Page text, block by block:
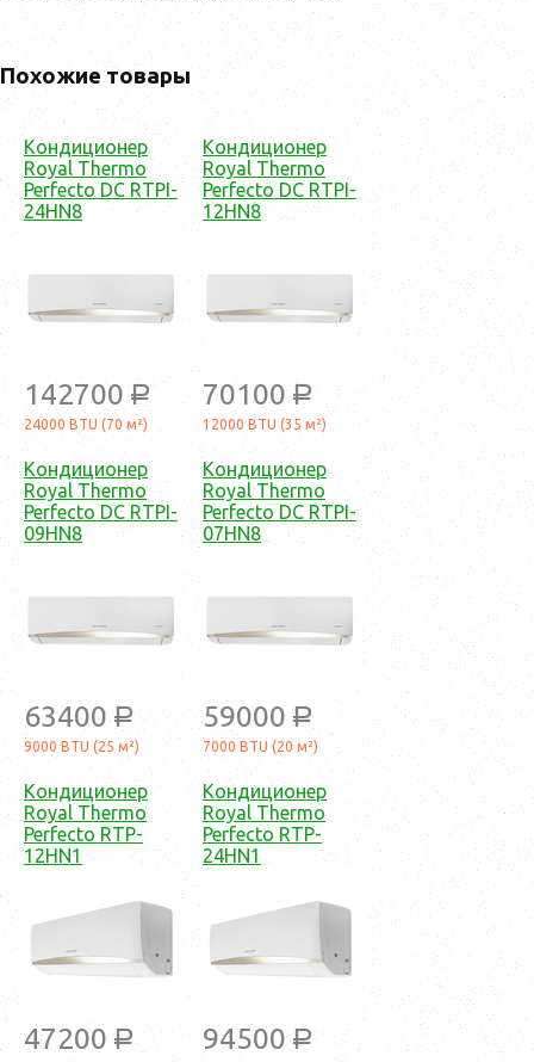
Похожие товары
Кондиционер
Royal Thermo
Perfecto DC RTPI-
24HN8
142700 a
24000 BTU (70 м²)
Кондиционер
Royal Thermo
Perfecto DC RTPI-
12HN8
70100 a
12000 BTU (35 м²)
Кондиционер
Royal Thermo
Perfecto DC RTPI-
09HN8
63400 a
9000 BTU (25 м²)
Кондиционер
Royal Thermo
Perfecto DC RTPI-
07HN8
59000 a
7000 BTU (20 м²)
Кондиционер
Royal Thermo
Perfecto RTP-
12HN1
47200 a
Кондиционер
Royal Thermo
Perfecto RTP-
24HN1
94500 a